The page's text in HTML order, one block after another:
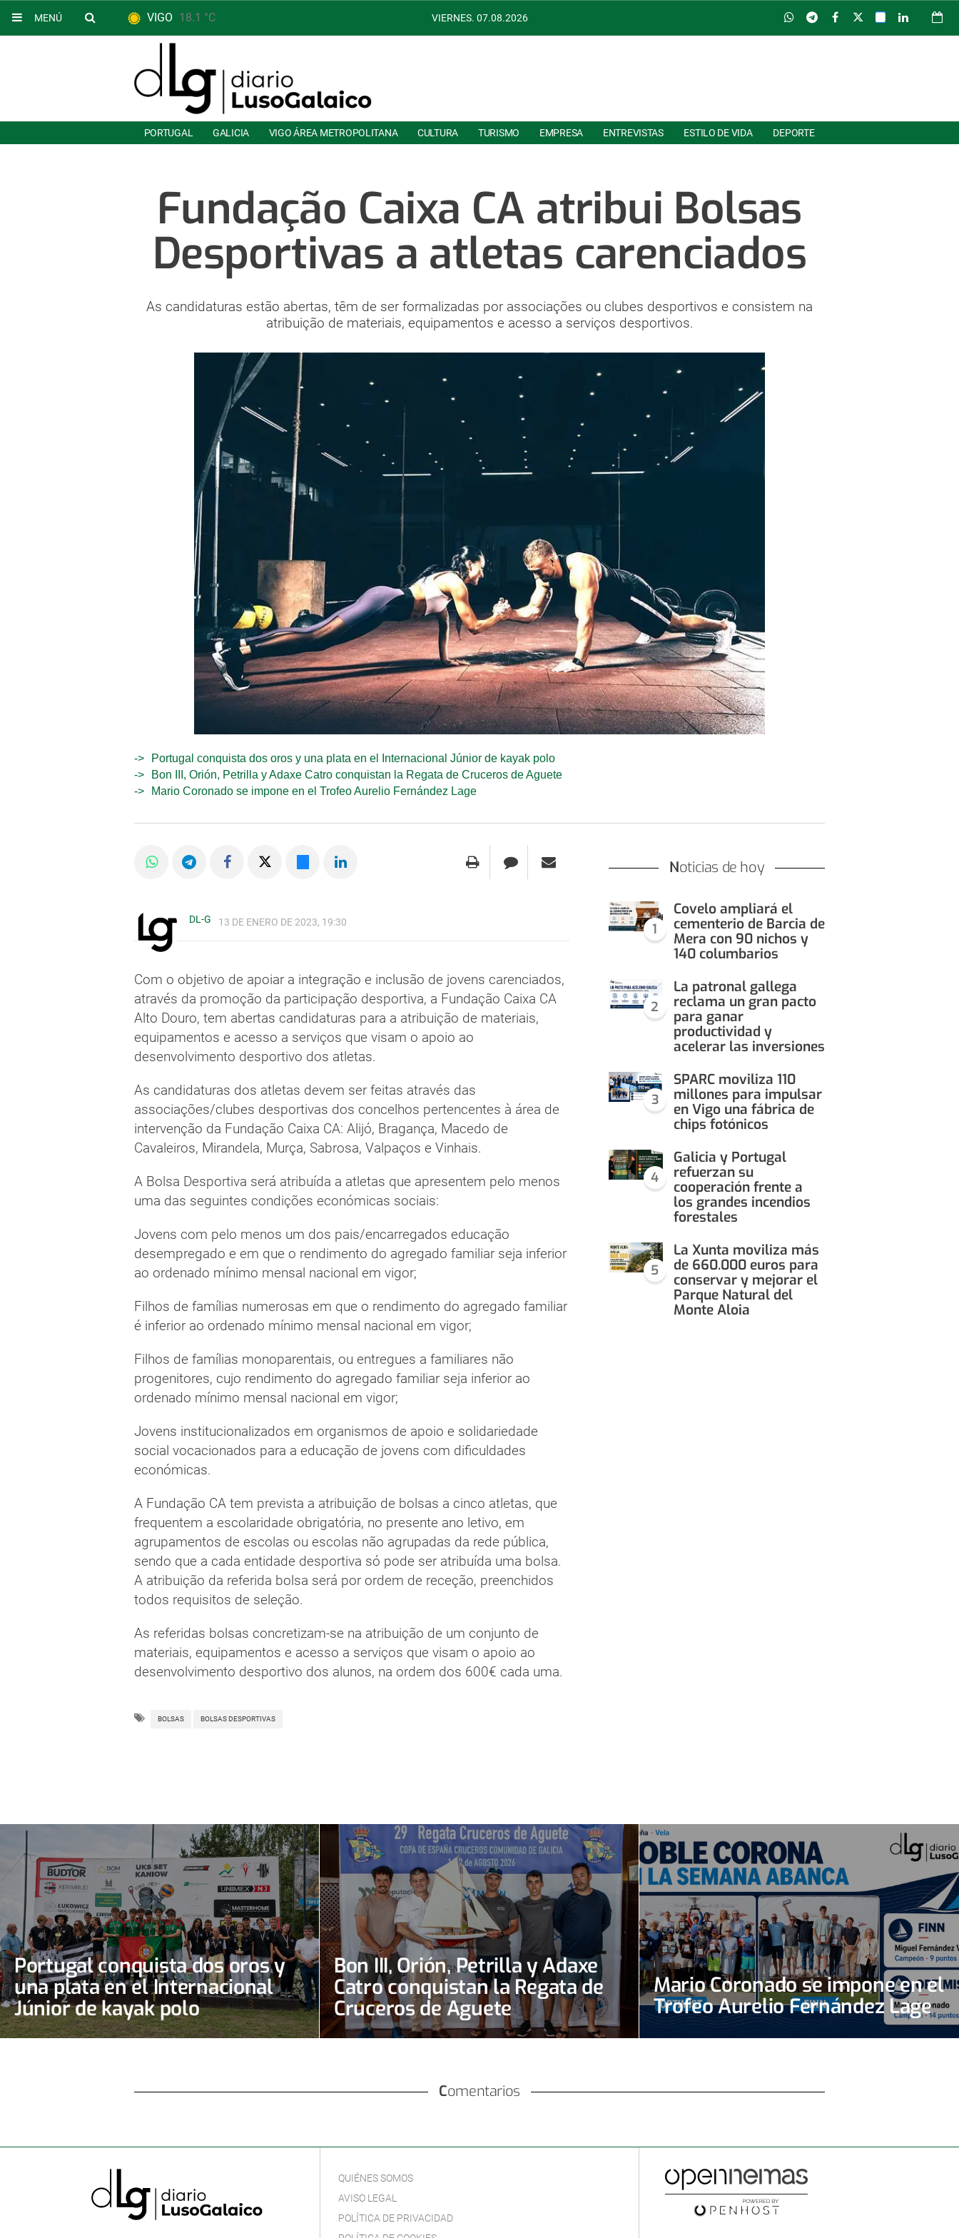
MENÚ VIGO 18.1 °C VIERNES. 07.08.2026
PORTUGAL GALICIA VIGO ÁREA METROPOLITANA CULTURA TURISMO EMPRESA ENTREVISTAS ESTILO DE VIDA DEPORTE
Fundação Caixa CA atribui Bolsas
Desportivas a atletas carenciados
As candidaturas estão abertas, têm de ser formalizadas por associações ou clubes desportivos e consistem na
atribuição de materiais, equipamentos e acesso a serviços desportivos.
Portugal conquista dos oros y una plata en el Internacional Júnior de kayak polo
Bon III, Orión, Petrilla y Adaxe Catro conquistan la Regata de Cruceros de Aguete
Mario Coronado se impone en el Trofeo Aurelio Fernández Lage
DL-G 13 DE ENERO DE 2023, 19:30
Com o objetivo de apoiar a integração e inclusão de jovens carenciados,
através da promoção da participação desportiva, a Fundação Caixa CA
Alto Douro, tem abertas candidaturas para a atribuição de materiais,
equipamentos e acesso a serviços que visam o apoio ao
desenvolvimento desportivo dos atletas.
As candidaturas dos atletas devem ser feitas através das
associações/clubes desportivas dos concelhos pertencentes à área de
intervenção da Fundação Caixa CA: Alijó, Bragança, Macedo de
Cavaleiros, Mirandela, Murça, Sabrosa, Valpaços e Vinhais.
A Bolsa Desportiva será atribuída a atletas que apresentem pelo menos
uma das seguintes condições económicas sociais:
Jovens com pelo menos um dos pais/encarregados educação
desempregado e em que o rendimento do agregado familiar seja inferior
ao ordenado mínimo mensal nacional em vigor;
Filhos de famílias numerosas em que o rendimento do agregado familiar
é inferior ao ordenado mínimo mensal nacional em vigor;
Filhos de famílias monoparentais, ou entregues a familiares não
progenitores, cujo rendimento do agregado familiar seja inferior ao
ordenado mínimo mensal nacional em vigor;
Jovens institucionalizados em organismos de apoio e solidariedade
social vocacionados para a educação de jovens com dificuldades
económicas.
A Fundação CA tem prevista a atribuição de bolsas a cinco atletas, que
frequentem a escolaridade obrigatória, no presente ano letivo, em
agrupamentos de escolas ou escolas não agrupadas da rede pública,
sendo que a cada entidade desportiva só pode ser atribuída uma bolsa.
A atribuição da referida bolsa será por ordem de receção, preenchidos
todos requisitos de seleção.
As referidas bolsas concretizam-se na atribuição de um conjunto de
materiais, equipamentos e acesso a serviços que visam o apoio ao
desenvolvimento desportivo dos alunos, na ordem dos 600€ cada uma.
BOLSAS BOLSAS DESPORTIVAS
Noticias de hoy
1
Covelo ampliará el
cementerio de Barcia de
Mera con 90 nichos y
140 columbarios
2
La patronal gallega
reclama un gran pacto
para ganar
productividad y
acelerar las inversiones
3
SPARC moviliza 110
millones para impulsar
en Vigo una fábrica de
chips fotónicos
4
Galicia y Portugal
refuerzan su
cooperación frente a
los grandes incendios
forestales
5
La Xunta moviliza más
de 660.000 euros para
conservar y mejorar el
Parque Natural del
Monte Aloia
Portugal conquista dos oros y
una plata en el Internacional
Júnior de kayak polo
Bon III, Orión, Petrilla y Adaxe
Catro conquistan la Regata de
Cruceros de Aguete
Mario Coronado se impone en el
Trofeo Aurelio Fernández Lage
Comentarios
QUIÉNES SOMOS
AVISO LEGAL
POLÍTICA DE PRIVACIDAD